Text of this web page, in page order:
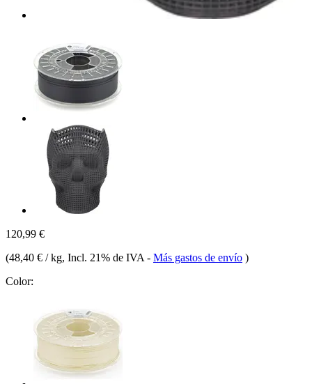
120,99 €
(48,40 € / kg, Incl. 21% de IVA - Más gastos de envío )
Color: